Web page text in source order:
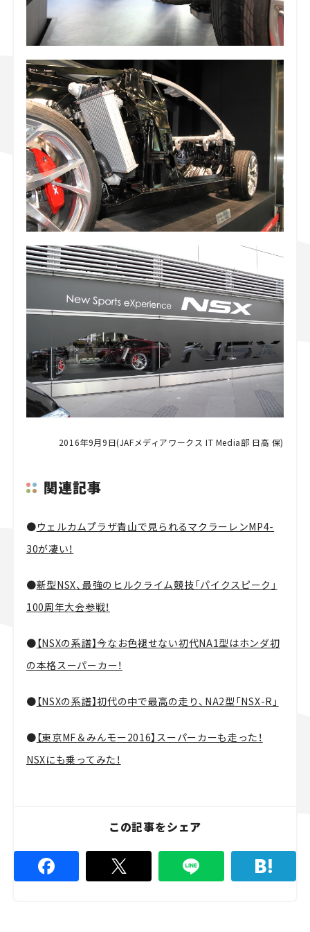
2016年9月9日(JAFメディアワークス IT Media部 日高 保)
関連記事
●ウェルカムプラザ青山で見られるマクラーレンMP4-
30が凄い！
●新型NSX、最強のヒルクライム競技「パイクスピーク」
100周年大会参戦！
●【NSXの系譜】今なお色褪せない初代NA1型はホンダ初
の本格スーパーカー！
●【NSXの系譜】初代の中で最高の走り、NA2型「NSX-R」
●【東京MF＆みんモー2016】スーパーカーも走った！
NSXにも乗ってみた！
この記事をシェア